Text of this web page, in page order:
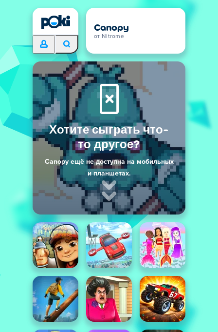
Canopy
от Nitrome
Хотите сыграть что-
то другое?
Canopy ещё не доступна на мобильных
и планшетах.